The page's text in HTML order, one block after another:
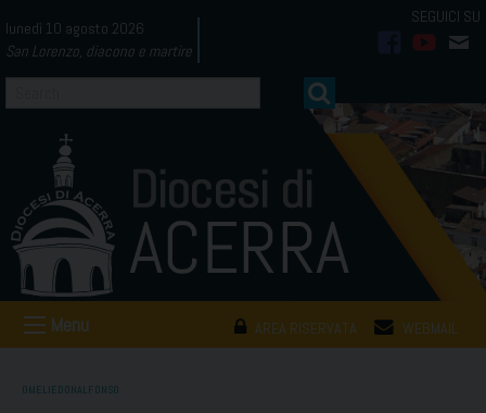
to
content
lunedì 10 agosto 2026
San Lorenzo, diacono e martire
AREA RISERVATA WEBMAIL
Menu
OMELIEDONALFONSO